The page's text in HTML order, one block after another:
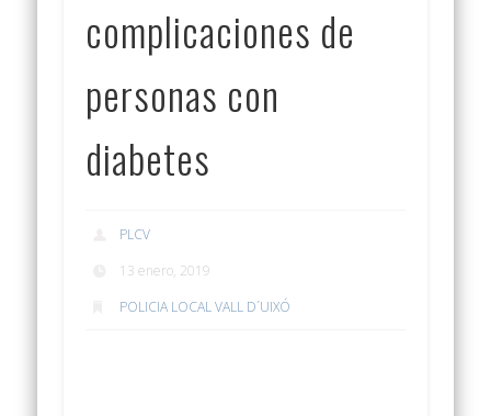
complicaciones de
personas con
diabetes
PLCV
13 enero, 2019
POLICIA LOCAL VALL D´UIXÓ